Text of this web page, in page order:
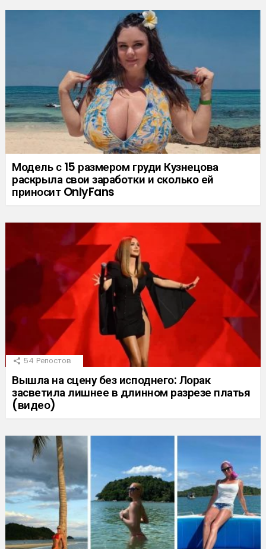
Модель с 15 размером груди Кузнецова
раскрыла свои заработки и сколько ей
приносит OnlyFans
54 Репостов
Вышла на сцену без исподнего: Лорак
засветила лишнее в длинном разрезе платья
(видео)